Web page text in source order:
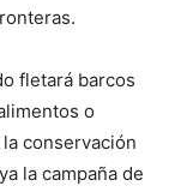
fletará barcos
o
conservación
la campaña de